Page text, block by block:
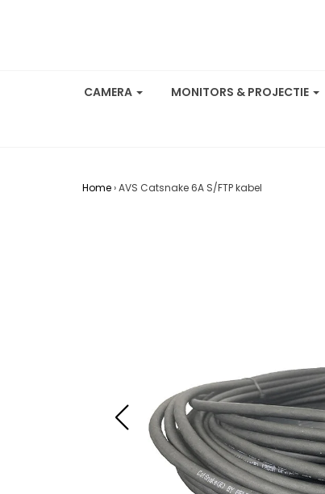
CAMERA MONITORS & PROJECTIE
Home › AVS Catsnake 6A S/FTP kabel